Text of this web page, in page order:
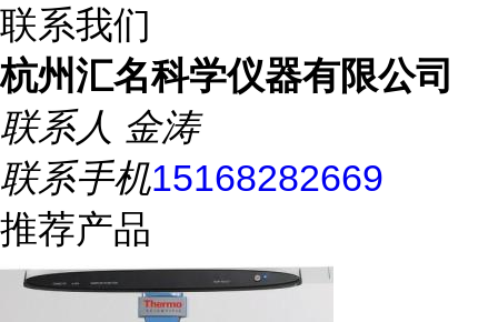
联系我们
杭州汇名科学仪器有限公司
联系人 金涛
联系手机15168282669
推荐产品